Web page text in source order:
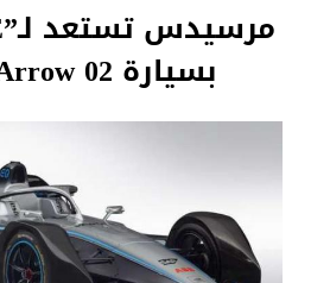
بسيارة Silver Arrow 02